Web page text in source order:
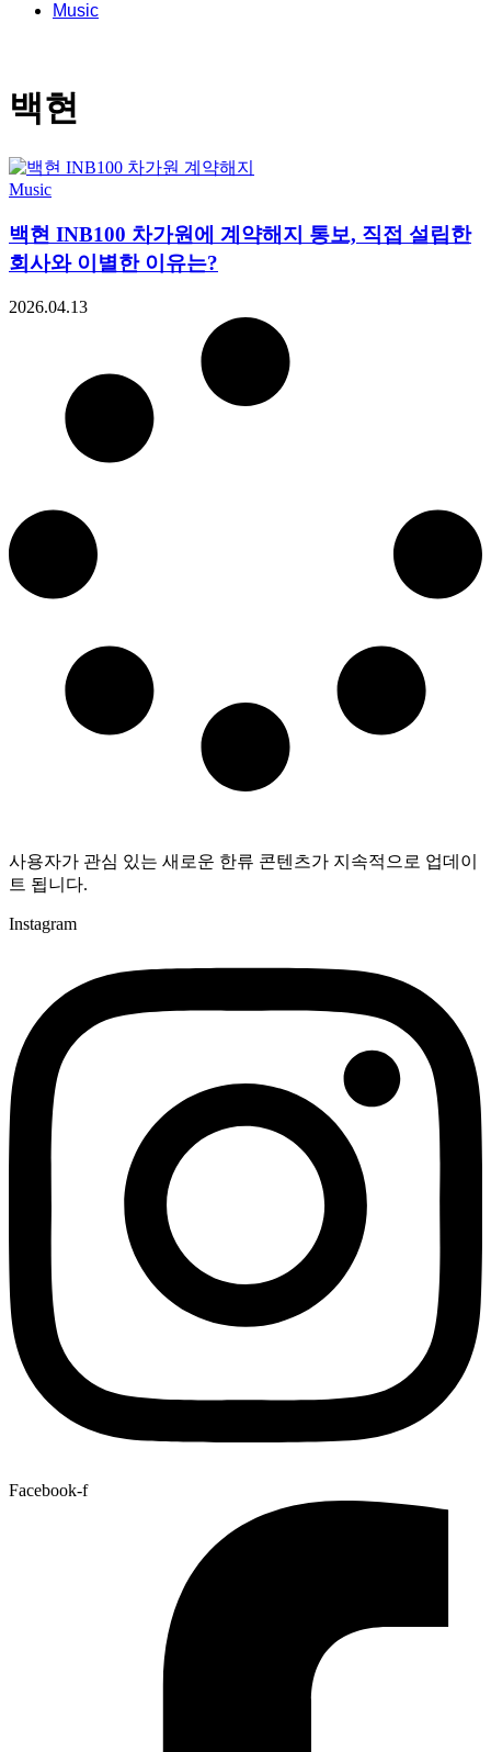
Music
백현
Music
백현 INB100 차가원에 계약해지 통보, 직접 설립한
회사와 이별한 이유는?
2026.04.13
사용자가 관심 있는 새로운 한류 콘텐츠가 지속적으로 업데이
트 됩니다.
Instagram
Facebook-f